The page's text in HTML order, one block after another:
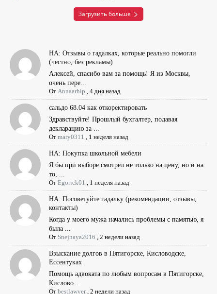
Загрузить больше
НА: Отзывы о гадалках, которые реально помогли
(честно, без рекламы)
Алексей, спасибо вам за помощь! Я из Москвы,
очень пере...
От Annaarhip ,4 дня назад
сальдо 68.04 как откоректировать
Здравствуйте! Прошлый бухгалтер, подавая
декларацию за ...
Отmary0311 1 неделя назад
НА: Покупка школьной мебели
Я бы при выборе смотрел не только на цену, но и на
то, ...
ОтEgorick01 1 неделя назад
НА: Посоветуйте гадалку (рекомендации, отзывы,
контакты)
Когда у моего мужа начались проблемы с памятью, я
была ...
От Snejnaya2016 ,2 недели назад
Взыскание долгов в Пятигорске, Кисловодске,
Ессентуках
Помощь адвоката по любым вопросам в Пятигорске,
Кислово...
Отbestlawyer,2 недели назад